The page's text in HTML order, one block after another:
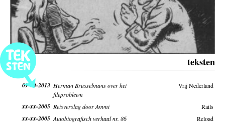
teksten
09-04-2013 Herman Brusselmans over het
fileprobleem
Vrij Nederland
xx-xx-2005 Reisverslag door Ammi Rails
xx-xx-2005 Autobiografisch verhaal nr. 86 Reload